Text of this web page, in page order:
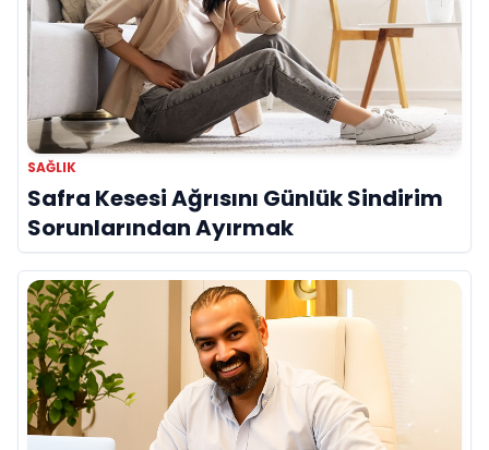
SAĞLIK
Safra Kesesi Ağrısını Günlük Sindirim
Sorunlarından Ayırmak